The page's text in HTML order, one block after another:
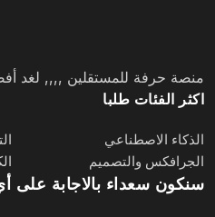
منصة حرفة للمستقلين ,,,, لغد
اكثر الفئات طلبا
الذكاء الاصطناعي
الجرافكس والتصميم
سنكون سعداء بالاجابة على